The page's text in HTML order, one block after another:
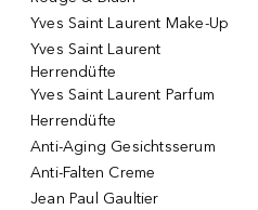
Yves Saint Laurent Make-Up
Yves Saint Laurent
Herrendüfte
Yves Saint Laurent Parfum
Herrendüfte
Anti-Aging Gesichtsserum
Anti-Falten Creme
Jean Paul Gaultier